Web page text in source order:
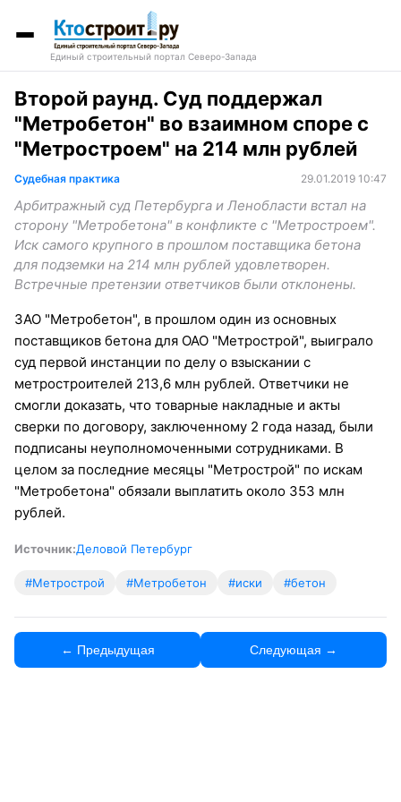
Единый строительный портал Северо-Запада
Второй раунд. Суд поддержал
"Метробетон" во взаимном споре с
"Метростроем" на 214 млн рублей
Судебная практика 29.01.2019 10:47
Арбитражный суд Петербурга и Ленобласти встал на
сторону "Метробетона" в конфликте с "Метростроем".
Иск самого крупного в прошлом поставщика бетона
для подземки на 214 млн рублей удовлетворен.
Встречные претензии ответчиков были отклонены.
ЗАО "Метробетон", в прошлом один из основных
поставщиков бетона для ОАО "Метрострой", выиграло
суд первой инстанции по делу о взыскании с
метростроителей 213,6 млн рублей. Ответчики не
смогли доказать, что товарные накладные и акты
сверки по договору, заключенному 2 года назад, были
подписаны неуполномоченными сотрудниками. В
целом за последние месяцы "Метрострой" по искам
"Метробетона" обязали выплатить около 353 млн
рублей.
Источник:Деловой Петербург
#Метрострой #Метробетон #иски #бетон
← Предыдущая Следующая →